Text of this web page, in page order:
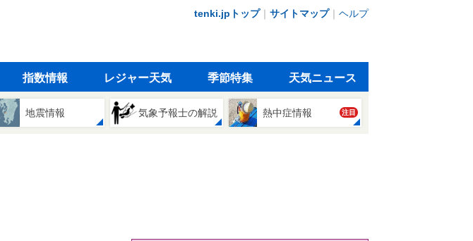
tenki.jpトップ｜ サイトマップ｜ ヘルプ
指数情報 レジャー天気 季節特集 天気ニュース
地震情報 気象予報士の解説 熱中症情報 注目